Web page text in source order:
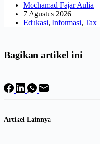
Mochamad Fajar Aulia
7 Agustus 2026
Edukasi, Informasi, Tax
Bagikan artikel ini
Artikel Lainnya